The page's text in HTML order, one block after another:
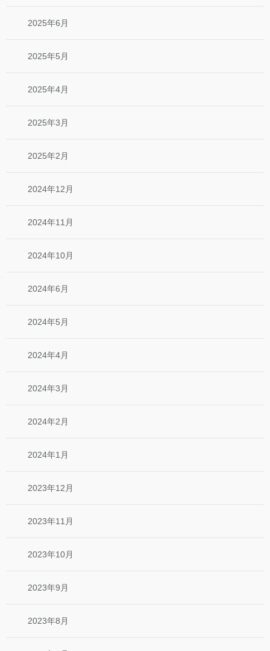
2025年6月
2025年5月
2025年4月
2025年3月
2025年2月
2024年12月
2024年11月
2024年10月
2024年6月
2024年5月
2024年4月
2024年3月
2024年2月
2024年1月
2023年12月
2023年11月
2023年10月
2023年9月
2023年8月